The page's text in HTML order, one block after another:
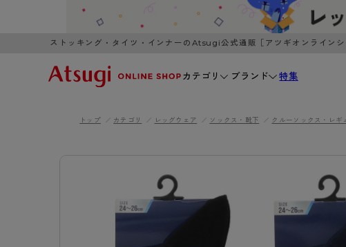
ストッキング・タイツ・インナーのAtsugi公式通販［アツギオンラインシ
カテゴリ
WOMEN MEN KIDS
カテゴリから探す
レッグウェア
インナーウェア
ブランド 特集
3,980円以上のご購入で送料無料
KIDS
トップ カテゴリ レッグウェア ソックス・靴下 クルーソックス・レギ